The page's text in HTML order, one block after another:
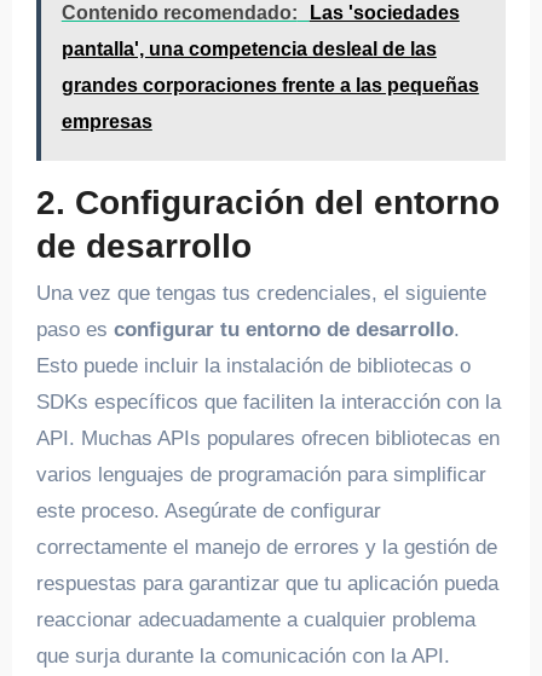
Contenido recomendado:
Las 'sociedades
pantalla', una competencia desleal de las
grandes corporaciones frente a las pequeñas
empresas
2. Configuración del entorno
de desarrollo
Una vez que tengas tus credenciales, el siguiente
paso es configurar tu entorno de desarrollo.
Esto puede incluir la instalación de bibliotecas o
SDKs específicos que faciliten la interacción con la
API. Muchas APIs populares ofrecen bibliotecas en
varios lenguajes de programación para simplificar
este proceso. Asegúrate de configurar
correctamente el manejo de errores y la gestión de
respuestas para garantizar que tu aplicación pueda
reaccionar adecuadamente a cualquier problema
que surja durante la comunicación con la API.